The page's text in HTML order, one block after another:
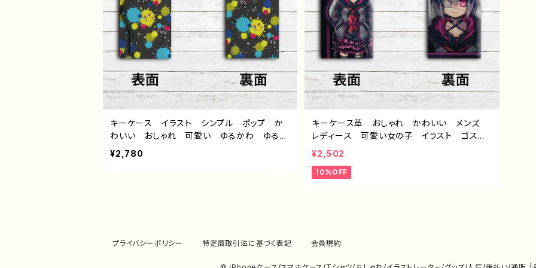
キーケース イラスト シンプル ポップ か
わいい おしゃれ 可愛い ゆるかわ ゆる
い レディース メンズ 個性的 おすすめ
人気 イラストレーター クリエイター 絵
¥2,780
キーケース革 おしゃれ かわいい メンズ
レディース 可愛い女の子 イラスト ゴスパ
ン パンク ロック 病みかわ 個性的 おす
すめ 人気 イラストレーター クリエイタ
ー 絵師 オリジナル デザイン グッズ タ
¥2,502
10%OFF
プライバシーポリシー 特定商取引法に基づく表記 会員規約